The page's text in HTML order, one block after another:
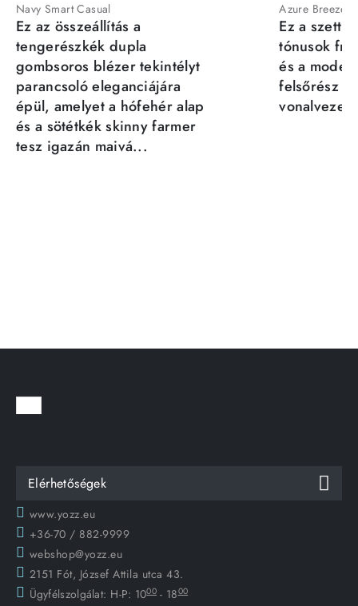
Navy Smart Casual
Ez az összeállítás a
tengerészkék dupla
gombsoros blézer tekintélyt
parancsoló eleganciájára
épül, amelyet a hófehér alap
és a sötétkék skinny farmer
tesz igazán maivá...
Azure Breeze
Ez a szett
tónusok
és a
felsőrész
Elérhetőségek
www.yozz.eu
+36-70 / 882-9999
webshop@yozz.eu
2151 Fót, József Attila utca 43.
Ügyfélszolgálat: H-P: 1000 - 1800